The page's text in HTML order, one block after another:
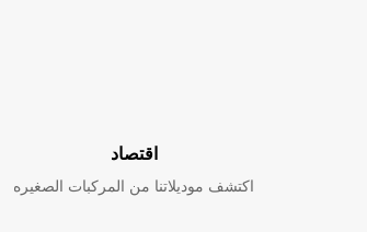
اقتصاد
اكتشف موديلاتنا من المركبات الصغيره